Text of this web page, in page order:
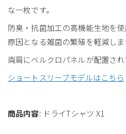
な一枚です。
防臭・抗菌加工の高機能生地を
原因となる雑菌の繁殖を軽減しま
両肩にベルクロパネルが配置され
ショートスリーブモデルはこちら
商品内容: ドライTシャツ X1